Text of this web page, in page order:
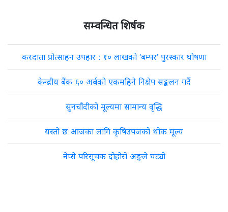
सम्वन्धित शिर्षक
करदाता प्रोत्साहन उपहार : १० लाखको ‘बम्पर’ पुरस्कार घोषणा
केन्द्रीय बैंक ६० अर्बको एकमहिने निक्षेप सङ्कलन गर्दै
सुनचाँदीको मूल्यमा सामान्य वृद्धि
यस्तो छ आजका लागि कृषिउपजको थोक मूल्य
नेप्से परिसूचक दोहोरो अङ्कले घट्यो